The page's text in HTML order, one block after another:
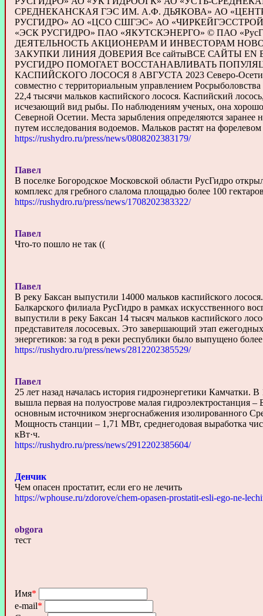
СРЕДНЕКАНСКАЯ ГЭС ИМ. А.Ф. ДЬЯКОВА» АО
РУСГИДРО» АО «ЦСО СШГЭС» АО
«ЭСК РУСГИДРО» ПАО «ЯКУТСКЭНЕРГО» © ПАО
ДЕЯТЕЛЬНОСТЬ АКЦИОНЕРАМ И ИНВЕСТОРАМ
ЗАКУПКИ ЛИНИЯ ДОВЕРИЯ Все сайтыВСЕ САЙТЫ
РУСГИДРО ПОМОГАЕТ ВОССТАНАВЛИВАТЬ
КАСПИЙСКОГО ЛОСОСЯ 8 АВГУСТА 2023 Северо-
совместно с территориальным управлением
22,4 тысячи мальков каспийского лосося. Каспийский
исчезающий вид рыбы. По наблюдениям ученых, она
Северной Осетии. Места зарыбления определяются заранее
путем исследования водоемов. Мальков растят на форелевом
https://rushydro.ru/press/news/0808202383179/
Павел
В поселке Богородское Московской области РусГидро
комплекс для гребного слалома площадью более 100
https://rushydro.ru/press/news/1708202383322/
Павел
Что-то пошло не так ((
Павел
В реку Баксан выпустили 14000 мальков каспийского
Балкарского филиала РусГидро в рамках искусственного
выпустили в реку Баксан 14 тысяч мальков каспийского
представителя лососевых. Это завершающий этап
энергетиков: за год в реки республики было выпущено
https://rushydro.ru/press/news/2812202385529/
Павел
25 лет назад началась история гидроэнергетики Камчатки.
вышла первая на полуострове малая гидроэлектростанция –
основным источником энергоснабжения изолированного
Мощность станции – 1,71 МВт, среднегодовая выработка
кВт·ч.
https://rushydro.ru/press/news/2912202385604/
Денчик
Чем опасен простатит, если его не лечить
https://wphouse.ru/zdorove/chem-opasen-prostatit-esli-ego-ne-
obgora
тест
Имя*
e-mail*